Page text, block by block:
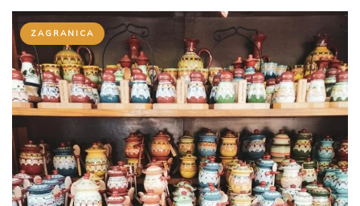
ZAGRANICA